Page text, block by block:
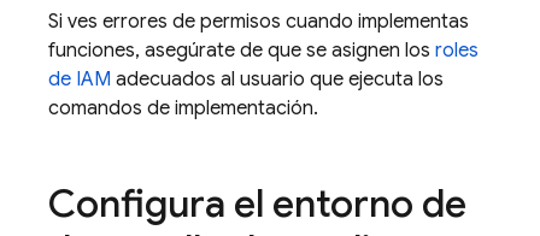
Si ves errores de permisos cuando implementas
funciones, asegúrate de que se asignen los roles
de IAM adecuados al usuario que ejecuta los
comandos de implementación.
Configura el entorno de